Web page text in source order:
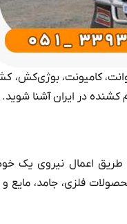
کامیونت، بوژی‌کش،
کشنده در ایران آشنا شوید.
طریق اعمال نیروی یک
فلزی، جامد، مایع و